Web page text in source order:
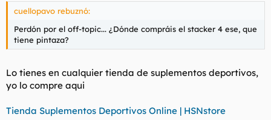
cuellopavo rebuznó:
Perdón por el off-topic... ¿Dónde compráis el stacker 4 ese, que
tiene pintaza?
Lo tienes en cualquier tienda de suplementos deportivos,
yo lo compre aqui
Tienda Suplementos Deportivos Online | HSNstore